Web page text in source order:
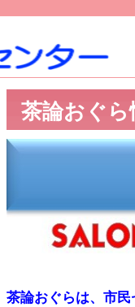
茶論おぐら
茶論おぐらは、市